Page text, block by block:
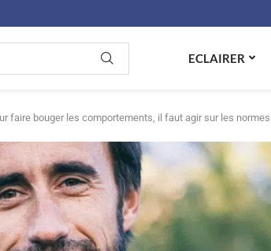
ECLAIRER
faire bouger les comportements, il faut agir sur les